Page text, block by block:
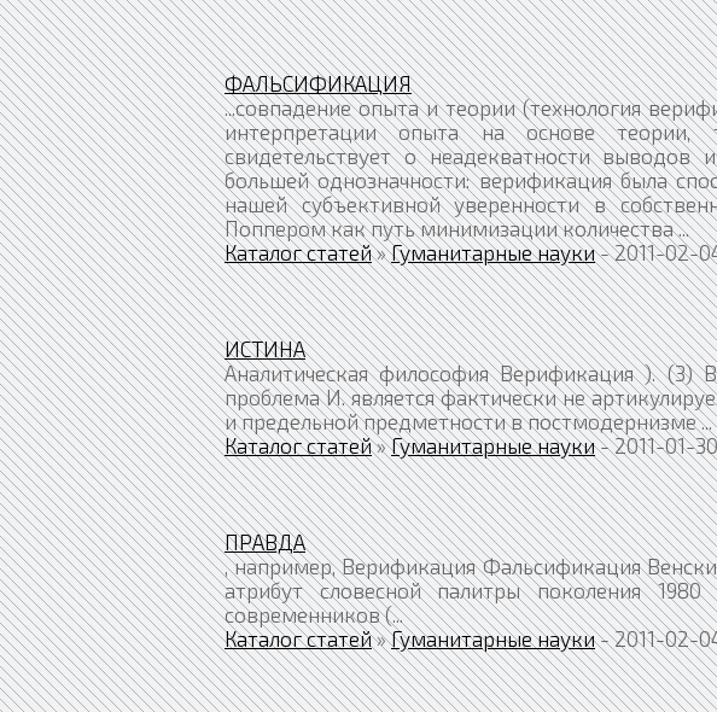
ФАЛЬСИФИКАЦИЯ
...совпадение опыта и теории (технология
интерпретации опыта на основе
свидетельствует о неадекватности выводов
большей однозначности: верификация была
нашей субъективной уверенности в
Поппером как путь минимизации количества ...
Каталог статей»Гуманитарные науки- 2011-02-
ИСТИНА
Аналитическая философия Верификация ). (3)
проблема И. является фактически не
и предельной предметности в постмодернизме ...
Каталог статей»Гуманитарные науки- 2011-01-30
ПРАВДА
, например, Верификация Фальсификация
атрибут словесной палитры поколения
современников (...
Каталог статей»Гуманитарные науки- 2011-02-